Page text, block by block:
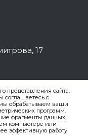
представления сайта.
соглашаетесь с
обрабатываем ваши
программ.
фрагменты данных,
компьютере или
эффективную работу
17